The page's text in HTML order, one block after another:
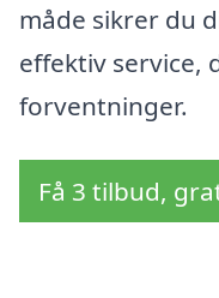
måde sikrer du
effektiv service,
forventninger.
Få 3 tilbud,